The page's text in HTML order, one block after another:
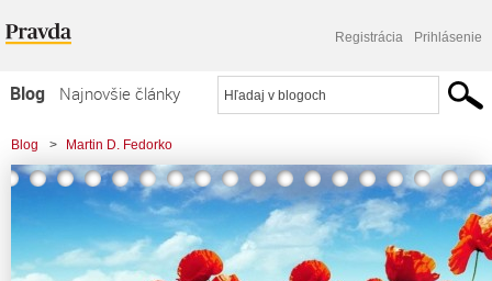
Registrácia Prihlásenie
Blog
Najnovšie články
Najčítanejšie články
Najkomentovanejšie články
Komerčné blogy
Blog > Martin D. Fedorko